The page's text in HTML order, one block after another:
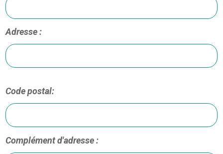
Adresse :
Code postal:
Complément d'adresse :